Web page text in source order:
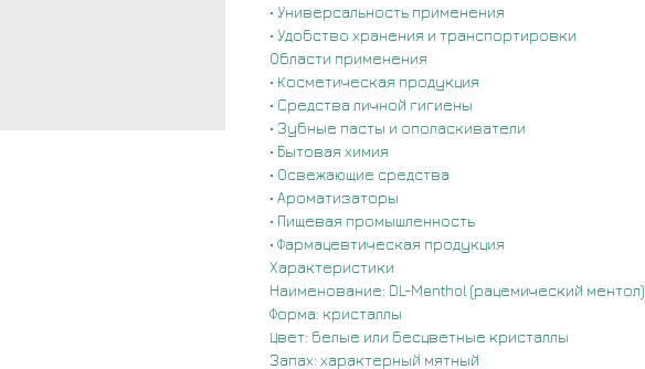
• Универсальность применения
• Удобство хранения и транспортировки
Области применения
• Косметическая продукция
• Средства личной гигиены
• Зубные пасты и ополаскиватели
• Бытовая химия
• Освежающие средства
• Ароматизаторы
• Пищевая промышленность
• Фармацевтическая продукция
Характеристики
Наименование: DL-Menthol (рацемический ментол)
Форма: кристаллы
Цвет: белые или бесцветные кристаллы
Запах: характерный мятный